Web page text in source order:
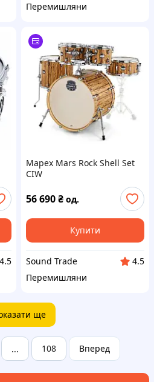
Перемишляни
4.5
Mapex Mars Rock Shell Set
CIW
56 690₴ од.
Купити
Sound Trade
4.5
Перемишляни
ще
... 108 Вперед